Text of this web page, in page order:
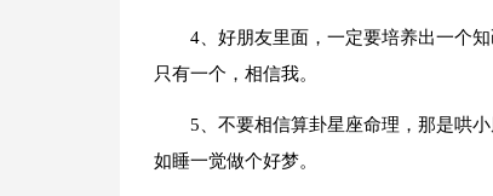
4、好朋友里面，一定要培养出一个
只有一个，相信我。
5、不要相信算卦星座命理，那是哄
如睡一觉做个好梦。